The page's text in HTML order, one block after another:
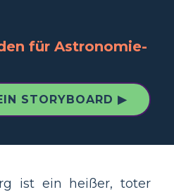
für Astronomie-
STORYBOARD ▶
ist ein heißer, toter